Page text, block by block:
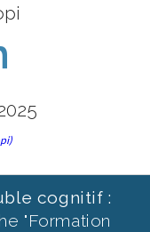
cognitif :
"Formation